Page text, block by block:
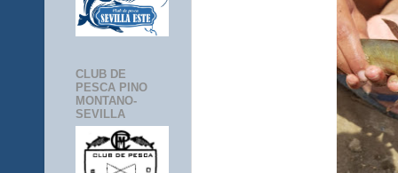
CLUB DE
PESCA PINO
MONTANO-
SEVILLA